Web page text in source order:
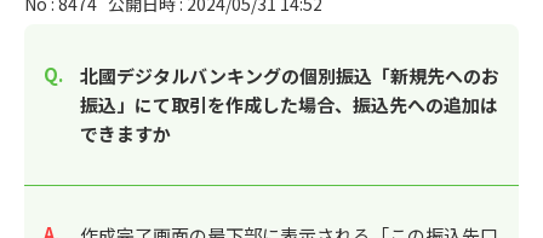
北國デジタルバンキングの個別振込「新規先へのお
振込」にて取引を作成した場合、振込先への追加は
できますか